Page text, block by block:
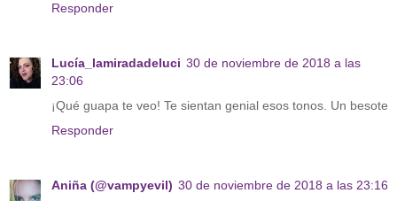
Responder
Lucía_lamiradadeluci 30 de noviembre de 2018 a las
23:06
¡Qué guapa te veo! Te sientan genial esos tonos. Un besote
Responder
Aniña (@vampyevil) 30 de noviembre de 2018 a las 23:16